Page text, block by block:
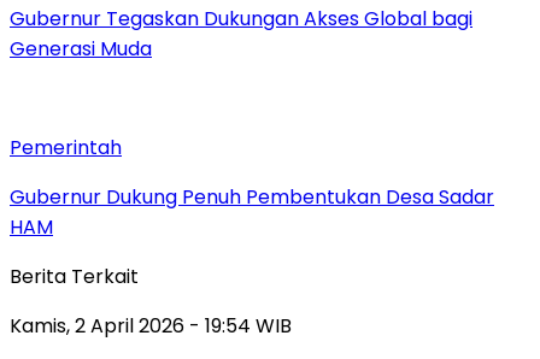
Gubernur Tegaskan Dukungan Akses Global bagi
Generasi Muda
Pemerintah
Gubernur Dukung Penuh Pembentukan Desa Sadar
HAM
Berita Terkait
Kamis, 2 April 2026 - 19:54 WIB